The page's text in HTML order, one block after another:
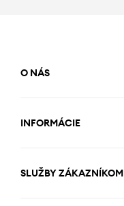
O NÁS
INFORMÁCIE
SLUŽBY ZÁKAZNÍKOM